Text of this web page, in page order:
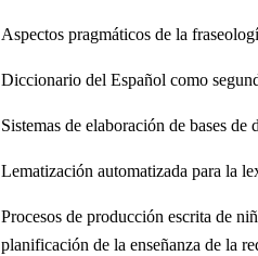
Aspectos pragmáticos de la
Diccionario del Español como
Sistemas de elaboración de bases de
Lematización automatizada para la
Procesos de producción escrita de
planificación de la enseñanza de la